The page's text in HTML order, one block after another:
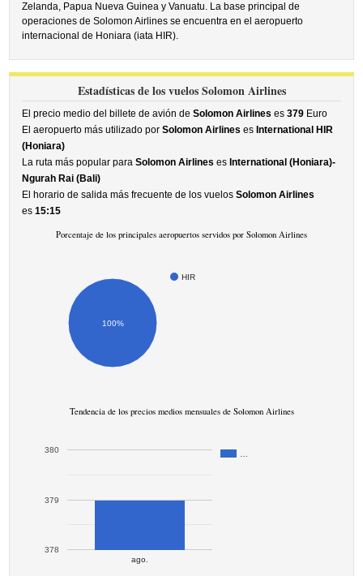
Zelanda, Papua Nueva Guinea y Vanuatu. La base principal de
operaciones de Solomon Airlines se encuentra en el aeropuerto
internacional de Honiara (iata HIR).
Estadísticas de los vuelos Solomon Airlines
El precio medio del billete de avión deSolomon Airlines es379 Euro
El aeropuerto más utilizado porSolomon Airlines es International HIR
(Honiara)
La ruta más popular paraSolomon Airlines es International (Honiara)-
Ngurah Rai (Bali)
El horario de salida más frecuente de los vuelosSolomon Airlines
es15:15
Porcentaje de los principales aeropuertos servidos por Solomon Airlines
HIR
100%
Tendencia de los precios medios mensuales de Solomon Airlines
ago.
378
379
380